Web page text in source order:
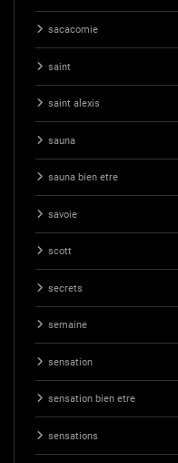
sacacomie
saint
saint alexis
sauna
sauna bien etre
savoie
scott
secrets
semaine
sensation
sensation bien etre
sensations